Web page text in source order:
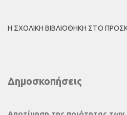
Η ΣΧΟΛΙΚΉ ΒΙΒΛΙΟΘΉΚΗ ΣΤΟ
Δημοσκοπήσεις